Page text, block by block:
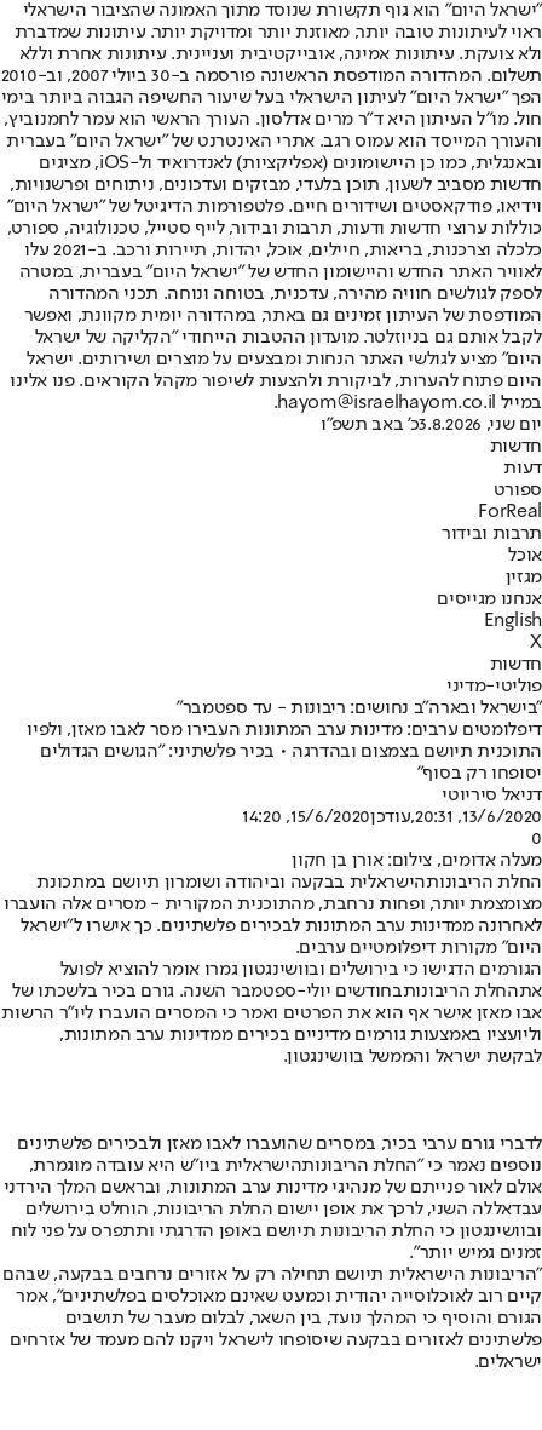
"ישראל היום" הוא גוף תקשורת שנוסד מתוך האמונה שהציבור הישראלי
ראוי לעיתונות טובה יותר, מאוזנת יותר ומדויקת יותר. עיתונות שמדברת
ולא צועקת. עיתונות אמינה, אובייקטיבית ועניינית. עיתונות אחרת וללא
תשלום. המהדורה המודפסת הראשונה פורסמה ב-30 ביולי 2007, וב-2010
הפך "ישראל היום" לעיתון הישראלי בעל שיעור החשיפה הגבוה ביותר בימי
חול. מו"ל העיתון היא ד"ר מרים אדלסון. העורך הראשי הוא עמר לחמנוביץ,
והעורך המייסד הוא עמוס רגב. אתרי האינטרנט של "ישראל היום" בעברית
ובאנגלית, כמו כן היישומונים (אפליקציות) לאנדרואיד ול-iOS, מציגים
חדשות מסביב לשעון, תוכן בלעדי, מבזקים ועדכונים, ניתוחים ופרשנויות,
וידיאו, פודקאסטים ושידורים חיים. פלטפורמות הדיגיטל של "ישראל היום"
כוללות ערוצי חדשות ודעות, תרבות ובידור, לייף סטייל, טכנולוגיה, ספורט,
כלכלה וצרכנות, בריאות, חיילים, אוכל, יהדות, תיירות ורכב. ב-2021 עלו
לאוויר האתר החדש והיישומון החדש של "ישראל היום" בעברית, במטרה
לספק לגולשים חוויה מהירה, עדכנית, בטוחה ונוחה. תכני המהדורה
המודפסת של העיתון זמינים גם באתר, במהדורה יומית מקוונת, ואפשר
לקבל אותם גם בניוזלטר. מועדון ההטבות הייחודי "הקליקה של ישראל
היום" מציע לגולשי האתר הנחות ומבצעים על מוצרים ושירותים. ישראל
היום פתוח להערות, לביקורת ולהצעות לשיפור מקהל הקוראים. פנו אלינו
במייל hayom@israelhayom.co.il.
יום שני, 3.8.2026
כ' באב תשפ"ו
חדשות
דעות
ספורט
ForReal
תרבות ובידור
אוכל
מגזין
אנחנו מגייסים
English
X
חדשות
פוליטי-מדיני
"בישראל ובארה"ב נחושים: ריבונות - עד ספטמבר"
דיפלומטים ערבים: מדינות ערב המתונות העבירו מסר לאבו מאזן, ולפיו
התוכנית תיושם בצמצום ובהדרגה • בכיר פלשתיני: "הגושים הגדולים
יסופחו רק בסוף"
דניאל סיריוטי
13/6/2020, 20:31
,עודכן15/6/2020, 14:20
0
מעלה אדומים, צילום: אורן בן חקון
החלת הריבונותהישראלית בבקעה וביהודה ושומרון תיושם במתכונת
מצומצמת יותר, ופחות נרחבת, מהתוכנית המקורית - מסרים אלה הועברו
לאחרונה ממדינות ערב המתונות לבכירים פלשתינים. כך אישרו ל"ישראל
היום" מקורות דיפלומטיים ערבים.
הגורמים הדגישו כי בירושלים ובוושינגטון גמרו אומר להוציא לפועל
אתהחלת הריבונותבחודשים יולי-ספטמבר השנה. גורם בכיר בלשכתו של
אבו מאזן אישר אף הוא את הפרטים ואמר כי המסרים הועברו ליו"ר הרשות
וליועציו באמצעות גורמים מדיניים בכירים ממדינות ערב המתונות,
לבקשת ישראל והממשל בוושינגטון.
לדברי גורם ערבי בכיר, במסרים שהועברו לאבו מאזן ולבכירים פלשתינים
נוספים נאמר כי "החלת הריבונותהישראלית ביו"ש היא עובדה מוגמרת,
אולם לאור פנייתם של מנהיגי מדינות ערב המתונות, ובראשם המלך הירדני
עבדאללה השני, לרכך את אופן יישום החלת הריבונות, הוחלט בירושלים
ובוושינגטון כי החלת הריבונות תיושם באופן הדרגתי ותתפרס על פני לוח
זמנים גמיש יותר".
"הריבונות הישראלית תיושם תחילה רק על אזורים נרחבים בבקעה, שבהם
קיים רוב לאוכלוסייה יהודית וכמעט שאינם מאוכלסים בפלשתינים", אמר
הגורם והוסיף כי המהלך נועד, בין השאר, לבלום מעבר של תושבים
פלשתינים לאזורים בבקעה שיסופחו לישראל ויקנו להם מעמד של אזרחים
ישראלים.